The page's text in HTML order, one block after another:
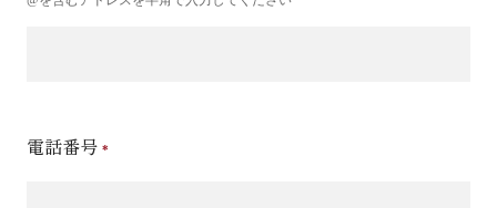
電話番号